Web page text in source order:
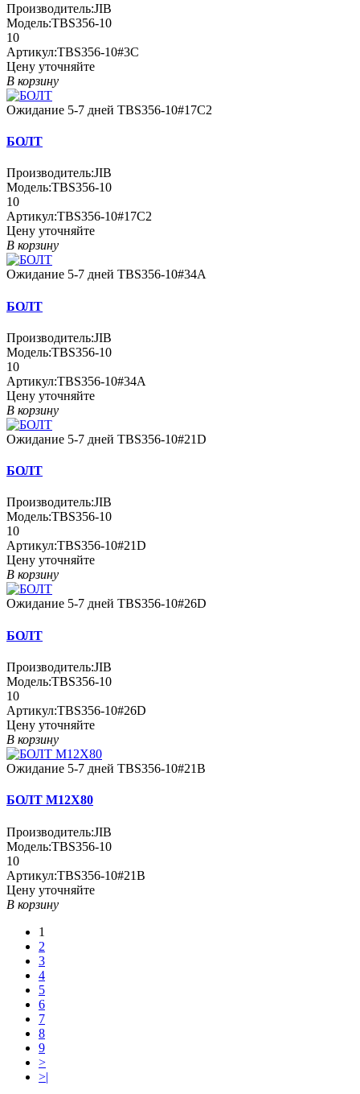
Производитель:JIB
Модель:TBS356-10
10
Артикул:TBS356-10#3C
Цену уточняйте
В корзину
Ожидание 5-7 дней TBS356-10#17C2
БОЛТ
Производитель:JIB
Модель:TBS356-10
10
Артикул:TBS356-10#17C2
Цену уточняйте
В корзину
Ожидание 5-7 дней TBS356-10#34A
БОЛТ
Производитель:JIB
Модель:TBS356-10
10
Артикул:TBS356-10#34A
Цену уточняйте
В корзину
Ожидание 5-7 дней TBS356-10#21D
БОЛТ
Производитель:JIB
Модель:TBS356-10
10
Артикул:TBS356-10#21D
Цену уточняйте
В корзину
Ожидание 5-7 дней TBS356-10#26D
БОЛТ
Производитель:JIB
Модель:TBS356-10
10
Артикул:TBS356-10#26D
Цену уточняйте
В корзину
Ожидание 5-7 дней TBS356-10#21B
БОЛТ M12X80
Производитель:JIB
Модель:TBS356-10
10
Артикул:TBS356-10#21B
Цену уточняйте
В корзину
1
2
3
4
5
6
7
8
9
>
>|